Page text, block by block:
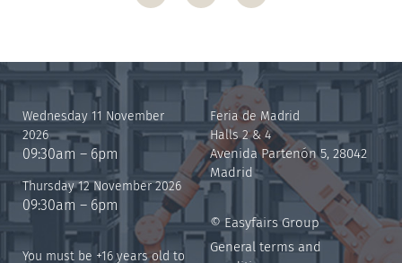
Wednesday 11 November
2026
09:30am – 6pm
Thursday 12 November 2026
09:30am – 6pm
You must be +16 years old to
Feria de Madrid
Halls 2 & 4
Avenida Partenón 5, 28042
Madrid
© Easyfairs Group
General terms and